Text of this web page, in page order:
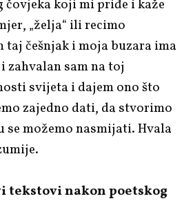
čovjeka koji mi priđe i kaže
„želja“ ili recimo
taj češnjak i moja buzara ima
zahvalan sam na toj
svijeta i dajem ono što
zajedno dati, da stvorimo
se možemo nasmijati. Hvala
tekstovi nakon poetskog